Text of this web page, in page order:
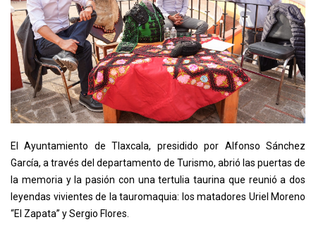
El Ayuntamiento de Tlaxcala, presidido por Alfonso Sánchez
García, a través del departamento de Turismo, abrió las puertas de
la memoria y la pasión con una tertulia taurina que reunió a dos
leyendas vivientes de la tauromaquia: los matadores Uriel Moreno
“El Zapata” y Sergio Flores.